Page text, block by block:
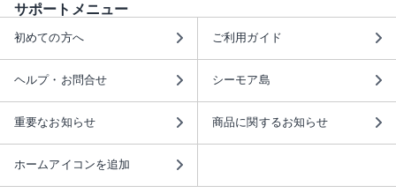
サポートメニュー
初めての方へ ご利用ガイド
ヘルプ・お問合せ シーモア島
重要なお知らせ 商品に関するお知らせ
ホームアイコンを追加